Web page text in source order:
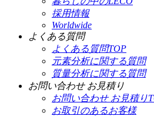
採用情報
Worldwide
よくある質問
よくある質問TOP
元素分析に関する質問
質量分析に関する質問
お問い合わせ お見積り
お問い合わせ お見積り
お取引のあるお客様